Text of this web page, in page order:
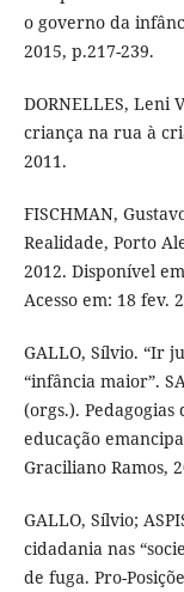
o governo da
2015, p.217-239.
DORNELLES, Leni
criança na rua à
2011.
FISCHMAN,
Realidade, Porto
2012. Disponível
Acesso em: 18 fev.
GALLO, Sílvio. “Ir
“infância maior”.
(orgs.).
educação
Graciliano Ramos,
GALLO, Sílvio;
cidadania nas
de fuga. Pro-